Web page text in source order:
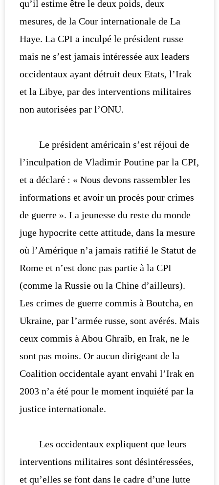
qu’il estime être le deux poids, deux
mesures, de la Cour internationale de La
Haye. La CPI a inculpé le président russe
mais ne s’est jamais intéressée aux leaders
occidentaux ayant détruit deux Etats, l’Irak
et la Libye, par des interventions militaires
non autorisées par l’ONU.
Le président américain s’est réjoui de
l’inculpation de Vladimir Poutine par la CPI,
et a déclaré : « Nous devons rassembler les
informations et avoir un procès pour crimes
de guerre ». La jeunesse du reste du monde
juge hypocrite cette attitude, dans la mesure
où l’Amérique n’a jamais ratifié le Statut de
Rome et n’est donc pas partie à la CPI
(comme la Russie ou la Chine d’ailleurs).
Les crimes de guerre commis à Boutcha, en
Ukraine, par l’armée russe, sont avérés. Mais
ceux commis à Abou Ghraïb, en Irak, ne le
sont pas moins. Or aucun dirigeant de la
Coalition occidentale ayant envahi l’Irak en
2003 n’a été pour le moment inquiété par la
justice internationale.
Les occidentaux expliquent que leurs
interventions militaires sont désintéressées,
et qu’elles se font dans le cadre d’une lutte